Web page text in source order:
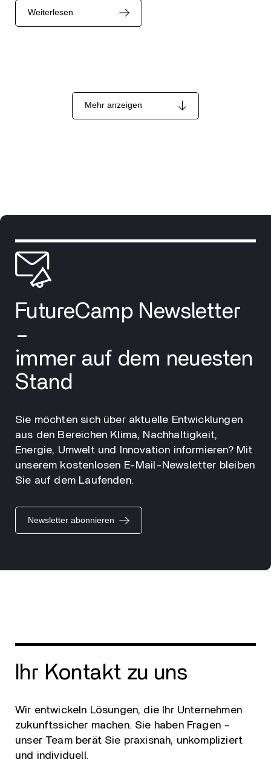
Weiterlesen
Mehr anzeigen
FutureCamp Newsletter
–
immer auf dem neuesten
Stand
Sie möchten sich über aktuelle Entwicklungen
aus den Bereichen Klima, Nachhaltigkeit,
Energie, Umwelt und Innovation informieren? Mit
unserem kostenlosen E-Mail-Newsletter bleiben
Sie auf dem Laufenden.
Newsletter abonnieren
Ihr Kontakt zu uns
Wir entwickeln Lösungen, die Ihr Unternehmen
zukunftssicher machen. Sie haben Fragen –
unser Team berät Sie praxisnah, unkompliziert
und individuell.